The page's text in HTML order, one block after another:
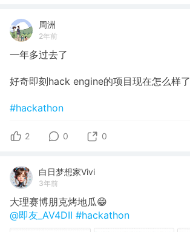
周洲
2年前
一年多过去了
好奇即刻hack engine的项目现在怎么样了
#hackathon
2 0 0
白日梦想家Vivi
3年前
大理赛博朋克烤地瓜😁
@即友_AV4DII #hackathon